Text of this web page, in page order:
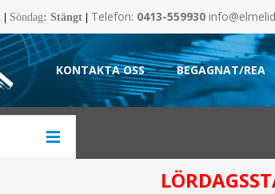
Söndag: Stängt Telefon: 0413-559930
KONTAKTA OSS BEGAGNAT/REA